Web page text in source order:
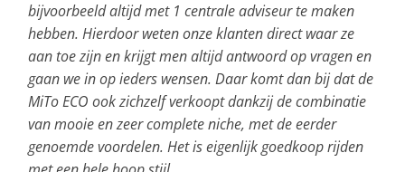
bijvoorbeeld altijd met 1 centrale adviseur te maken
hebben. Hierdoor weten onze klanten direct waar ze
aan toe zijn en krijgt men altijd antwoord op vragen en
gaan we in op ieders wensen. Daar komt dan bij dat de
MiTo ECO ook zichzelf verkoopt dankzij de combinatie
van mooie en zeer complete niche, met de eerder
genoemde voordelen. Het is eigenlijk goedkoop rijden